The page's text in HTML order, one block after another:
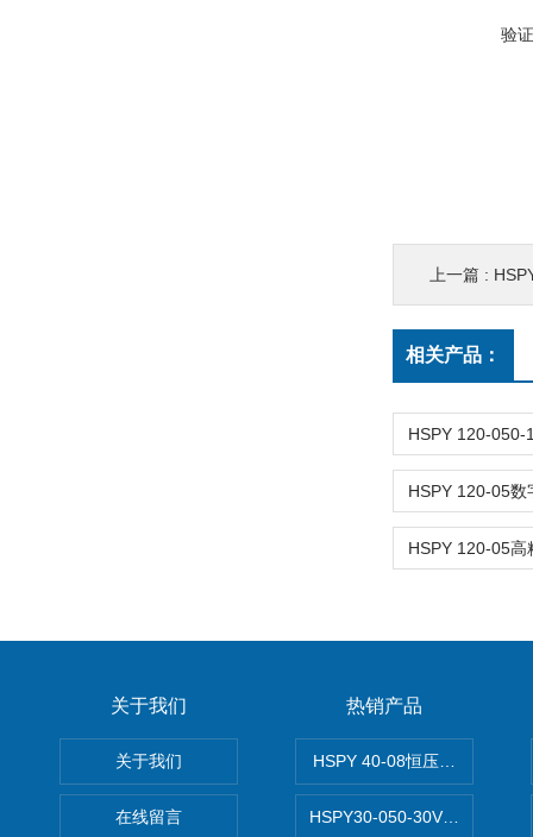
验
上一篇 :
相关产品：
关于我们
关于我们
在线留言
热销产品
HSPY 40-08恒压恒流恒功率
HSPY30-050-30V/-05A可调